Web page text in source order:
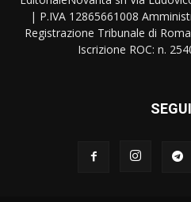
| P.IVA 12865661008
Registrazione Tribunale di
Iscrizione ROC: n.